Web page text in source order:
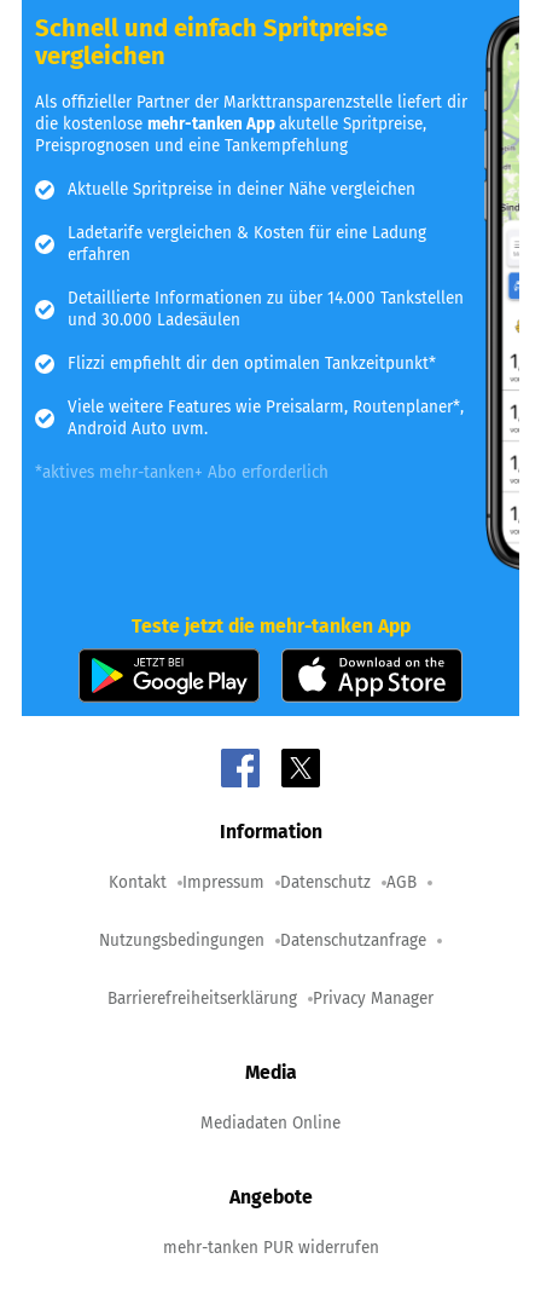
Schnell und einfach Spritpreise
vergleichen
Als offizieller Partner der Markttransparenzstelle liefert dir
die kostenlosemehr-tanken Appakutelle Spritpreise,
Preisprognosen und eine Tankempfehlung
Aktuelle Spritpreise in deiner Nähe vergleichen
Ladetarife vergleichen & Kosten für eine Ladung
erfahren
Detaillierte Informationen zu über 14.000 Tankstellen
und 30.000 Ladesäulen
Flizzi empfiehlt dir den optimalen Tankzeitpunkt*
Viele weitere Features wie Preisalarm, Routenplaner*,
Android Auto uvm.
*aktives mehr-tanken+ Abo erforderlich
Teste jetzt die mehr-tanken App
Information
Kontakt Impressum Datenschutz AGB
Nutzungsbedingungen Datenschutzanfrage
Barrierefreiheitserklärung Privacy Manager
Media
Mediadaten Online
Angebote
mehr-tanken PUR widerrufen